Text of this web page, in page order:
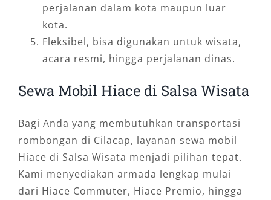
perjalanan dalam kota maupun luar
kota.
Fleksibel, bisa digunakan untuk wisata,
acara resmi, hingga perjalanan dinas.
Sewa Mobil Hiace di Salsa Wisata
Bagi Anda yang membutuhkan transportasi
rombongan di Cilacap, layanan sewa mobil
Hiace di Salsa Wisata menjadi pilihan tepat.
Kami menyediakan armada lengkap mulai
dari Hiace Commuter, Hiace Premio, hingga